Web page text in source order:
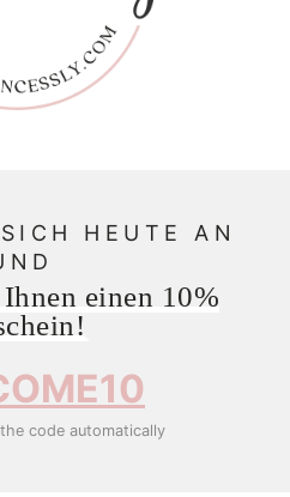
HEUTE AN
einen 10%
code automatically